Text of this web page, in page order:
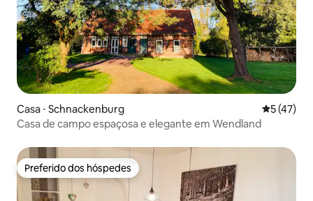
Casa ⋅ Schnackenburg 5 de uma
5 (47)
Casa de campo espaçosa e elegante em Wendland
Preferido dos hóspedes
Preferido dos hóspedes